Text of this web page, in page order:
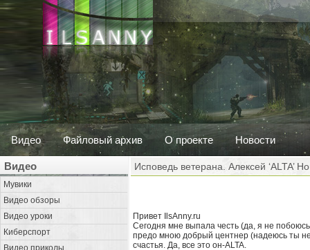
Видео Файловый архив О проекте Новости
Видео
Мувики
Видео обзоры
Видео уроки
Киберспорт
Видео приколы
Исповедь ветерана. Алексей ‘ALTA’
Привет IlsAnny.ru
Сегодня мне выпала честь (да, я не побоюсь
предо мною добрый центнер (надеюсь ты не
счастья. Да, все это он-ALTA.